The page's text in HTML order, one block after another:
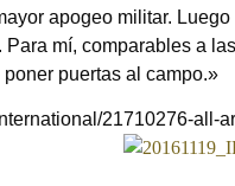
apogeo militar.
mí, comparables a
puertas al campo.»
21710276-